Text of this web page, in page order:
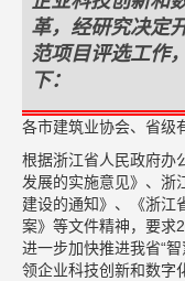
革，经研究决定
范项目评选工作
下：
各市建筑业协会、省级
根据浙江省人民政府办
发展的实施意见》、浙
建设的通知》、《浙江
案》等文件精神，要求
进一步加快推进我省“
领企业科技创新和数字